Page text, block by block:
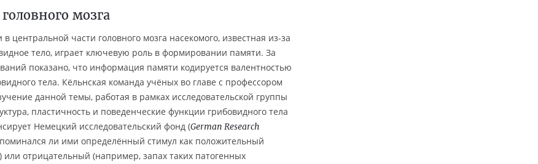
мозга
центральной части головного мозга насекомого, известная из-за
тело, играет ключевую роль в формировании памяти. За
показано, что информация памяти кодируется валентностью
тела. Кёльнская команда учёных во главе с профессором
данной темы, работая в рамках исследовательской группы
пластичность и поведенческие функции грибовидного тела
Немецкий исследовательский фонд (German Research
ли ими определённый стимул как положительный
отрицательный (например, запах таких патогенных